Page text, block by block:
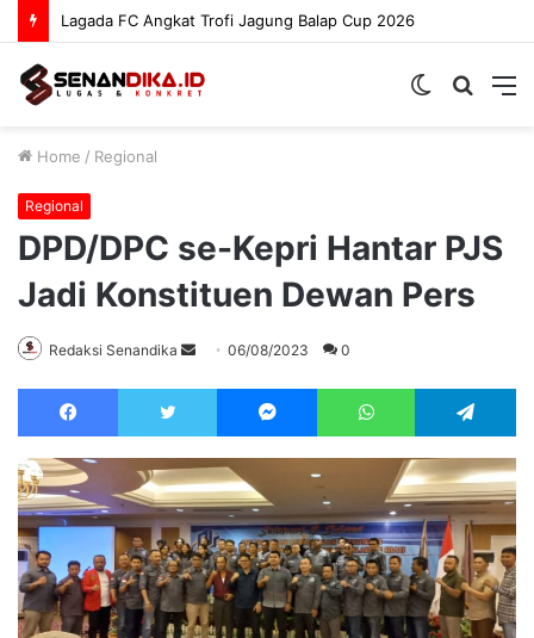
Sat Binmas Polres Boltara Bina Paskibraka
Search
Switch
Home / Regional
Regional
DPD/DPC se-Kepri Hantar PJS
Jadi Konstituen Dewan Pers
Redaksi Senandika
Send06/08/2023 0
Facebook Twitter Messenger WhatsApp